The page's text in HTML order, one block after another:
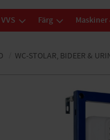
VVS Färg
WC-STOLAR, BIDEER &